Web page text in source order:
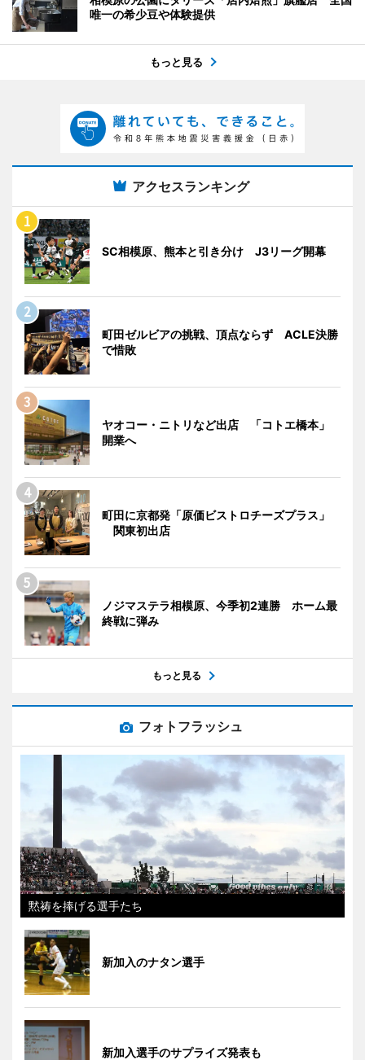
唯一の希少豆や体験提供
もっと見る
アクセスランキング
SC相模原、熊本と引き分け J3リーグ開幕
町田ゼルビアの挑戦、頂点ならず ACLE決勝
で惜敗
ヤオコー・ニトリなど出店 「コトエ橋本」
開業へ
町田に京都発「原価ビストロチーズプラス」
関東初出店
ノジマステラ相模原、今季初2連勝 ホーム最
終戦に弾み
もっと見る
フォトフラッシュ
黙祷を捧げる選手たち
新加入のナタン選手
新加入選手のサプライズ発表も